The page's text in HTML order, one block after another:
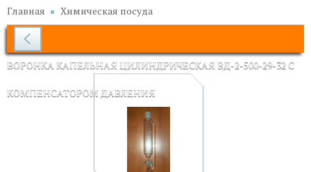
Главная Химическая посуда
ВОРОНКА КАПЕЛЬНАЯ ЦИЛИНДРИЧЕСКАЯ ВД-2-500-29-32 С
КОМПЕНСАТОРОМ ДАВЛЕНИЯ